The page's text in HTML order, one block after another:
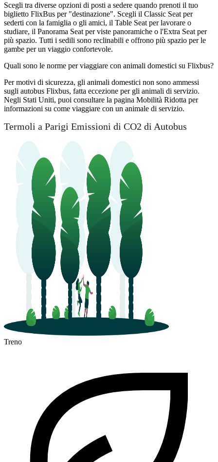
Scegli tra diverse opzioni di posti a sedere quando prenoti il ​​tuo
biglietto FlixBus per "destinazione". Scegli il Classic Seat per
sederti con la famiglia o gli amici, il Table Seat per lavorare o
studiare, il Panorama Seat per viste panoramiche o l'Extra Seat per
più spazio. Tutti i sedili sono reclinabili e offrono più spazio per le
gambe per un viaggio confortevole.
Quali sono le norme per viaggiare con animali domestici su Flixbus?
Per motivi di sicurezza, gli animali domestici non sono ammessi
sugli autobus Flixbus, fatta eccezione per gli animali di servizio.
Negli Stati Uniti, puoi consultare la pagina Mobilità Ridotta per
informazioni su come viaggiare con un animale di servizio.
Termoli a Parigi Emissioni di CO2 di Autobus
Treno